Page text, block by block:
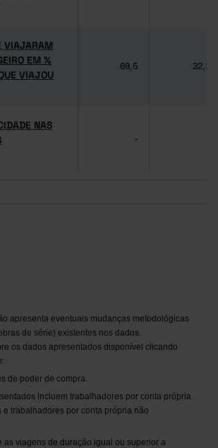
VIAJARAM
EM %
VIAJOU
VIAJARAM
EM %
VIAJOU
69,5 32,3
NAS
NAS
-
apresenta eventuais mudanças metodológicas
de série) existentes nos dados.
os dados apresentados disponível clicando
de poder de compra.
incluem trabalhadores por conta própria
e trabalhadores por conta própria não
as viagens de duração igual ou superior a